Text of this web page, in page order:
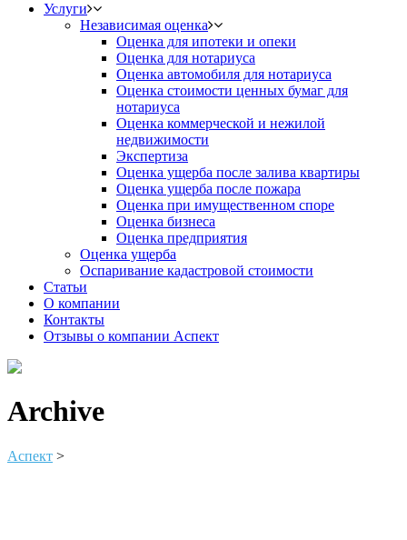
Услуги
Независимая оценка
Оценка для ипотеки и опеки
Оценка для нотариуса
Оценка автомобиля для нотариуса
Оценка стоимости ценных бумаг для
нотариуса
Оценка коммерческой и нежилой
недвижимости
Экспертиза
Оценка ущерба после залива квартиры
Оценка ущерба после пожара
Оценка при имущественном споре
Оценка бизнеса
Оценка предприятия
Оценка ущерба
Оспаривание кадастровой стоимости
Статьи
О компании
Контакты
Отзывы о компании Аспект
Archive
Аспект >